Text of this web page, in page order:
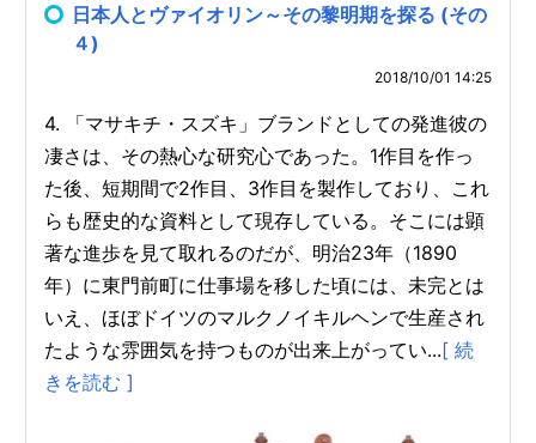
日本人とヴァイオリン～その黎明期を探る (その
４)
2018/10/01 14:25
4. 「マサキチ・スズキ」ブランドとしての発進彼の
凄さは、その熱心な研究心であった。1作目を作っ
た後、短期間で2作目、3作目を製作しており、これ
らも歴史的な資料として現存している。そこには顕
著な進歩を見て取れるのだが、明治23年（1890
年）に東門前町に仕事場を移した頃には、未完とは
いえ、ほぼドイツのマルクノイキルヘンで生産され
たような雰囲気を持つものが出来上がってい...[ 続
きを読む ]